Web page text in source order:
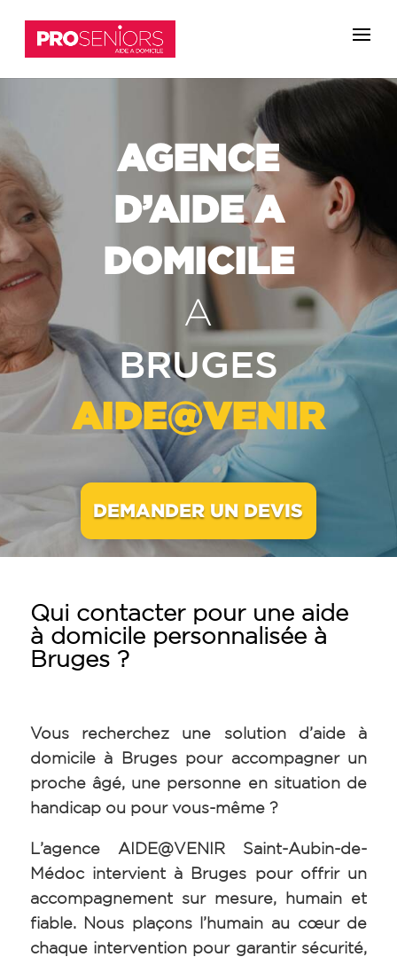
AGENCE
D’AIDE A
DOMICILE
A
BRUGES
AIDE@VENIR
DEMANDER UN DEVIS
Qui contacter pour une aide
à domicile personnalisée à
Bruges ?
Vous recherchez une solution d’aide à
domicile à Bruges pour accompagner un
proche âgé, une personne en situation de
handicap ou pour vous-même ?
L’agence AIDE@VENIR Saint-Aubin-de-
Médoc intervient à Bruges pour offrir un
accompagnement sur mesure, humain et
fiable. Nous plaçons l’humain au cœur de
chaque intervention pour garantir sécurité,